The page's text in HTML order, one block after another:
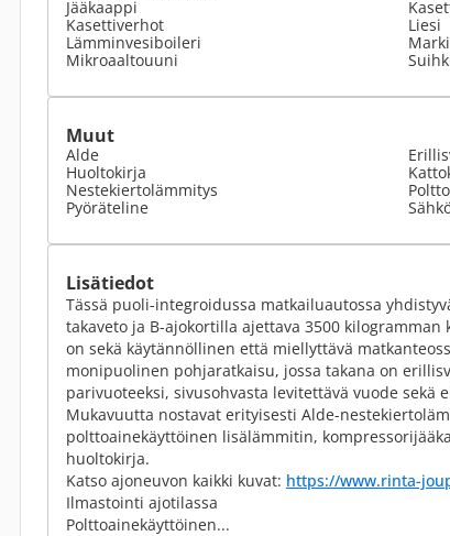
Jääkaappi
Kasettiverhot
Lämminvesiboileri
Mikroaaltouuni
Liesi
Muut
Alde
Huoltokirja
Nestekiertolämmitys
Pyöräteline
Lisätiedot
Tässä puoli-integroidussa matkailuautossa
takaveto ja B-ajokortilla ajettava 3500 kilogramman
on sekä käytännöllinen että miellyttävä
monipuolinen pohjaratkaisu, jossa takana on
parivuoteeksi, sivusohvasta levitettävä vuode sekä
Mukavuutta nostavat erityisesti Alde-
polttoainekäyttöinen lisälämmitin,
huoltokirja.
Katso ajoneuvon kaikki kuvat: https://www.rinta-
Ilmastointi ajotilassa
Polttoainekäyttöinen...